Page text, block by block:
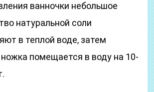
ванночки небольшое
натуральной соли
в теплой воде, затем
ножка помещается в воду на 10-